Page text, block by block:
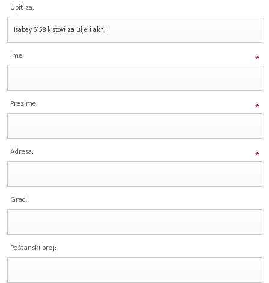
Upit za:
Ime: *
Prezime: *
Adresa: *
Grad:
Poštanski broj: